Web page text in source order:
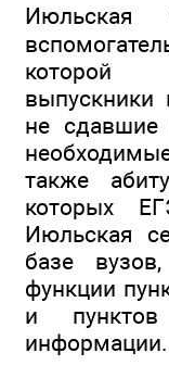
которой
выпускники
не сдавшие
также
которых
Июльская
базе
функции
и пунктов
информации.